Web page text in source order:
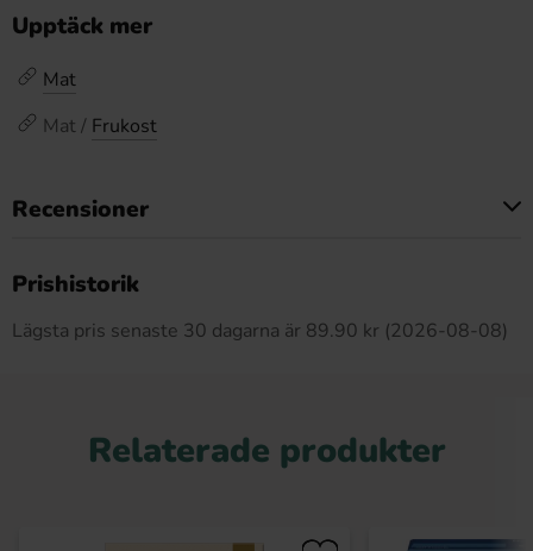
Upptäck mer
Mat
Mat / Frukost
Recensioner
Prishistorik
Lägsta pris senaste 30 dagarna är 89.90 kr (2026-08-08)
Relaterade produkter